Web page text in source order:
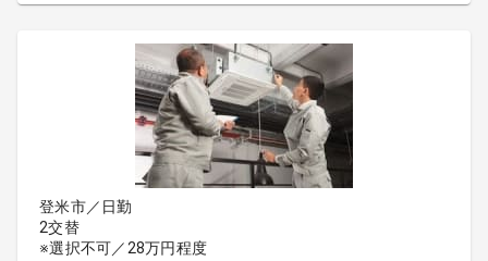
登米市／日勤
2交替
※選択不可／28万円程度